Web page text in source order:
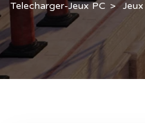
Telecharger-Jeux PC Jeux